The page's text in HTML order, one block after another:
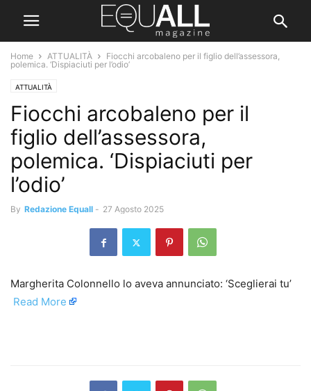
Home ATTUALITÀ
Fiocchi arcobaleno per il figlio dell’assessora,
polemica. ‘Dispiaciuti per l’odio’
ATTUALITÀ
Fiocchi arcobaleno per il
figlio dell’assessora,
polemica. ‘Dispiaciuti per
l’odio’
By Redazione Equall - 27 Agosto 2025
Margherita Colonnello lo aveva annunciato: ‘Sceglierai tu’ ​
Read More